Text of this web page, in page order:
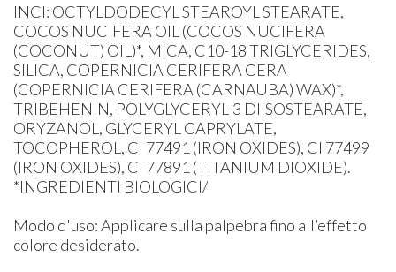
INCI: ​OCTYLDODECYL STEAROYL STEARATE,
COCOS NUCIFERA OIL (COCOS NUCIFERA
(COCONUT) OIL)*, MICA, C10-18 TRIGLYCERIDES,
SILICA, COPERNICIA CERIFERA CERA
(COPERNICIA CERIFERA (CARNAUBA) WAX)*,
TRIBEHENIN, POLYGLYCERYL-3 DIISOSTEARATE,
ORYZANOL, GLYCERYL CAPRYLATE,
TOCOPHEROL, CI 77491 (IRON OXIDES), CI 77499
(IRON OXIDES), CI 77891 (TITANIUM DIOXIDE).
*INGREDIENTI BIOLOGICI/
Modo d'uso: Applicare sulla palpebra fino all’effetto
colore desiderato.